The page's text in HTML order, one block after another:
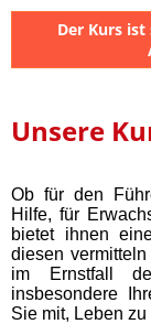
Der Kurs
Unsere
Ob für den
Hilfe, für
bietet ihnen
diesen
im Ernstfall
insbesondere
Sie mit, Leben